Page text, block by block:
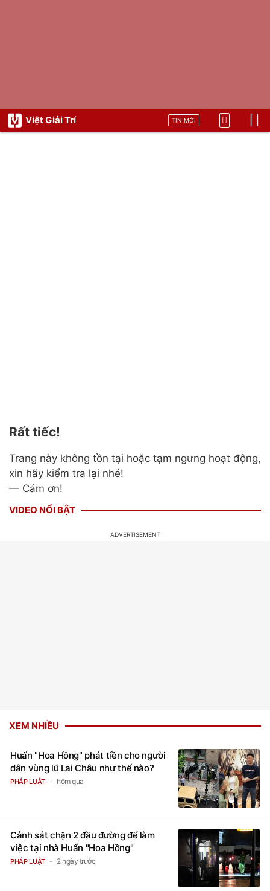
Việt Giải Trí TIN MỚI
Rất tiếc!
Trang này không tồn tại hoặc tạm ngưng hoạt động,
xin hãy kiểm tra lại nhé!
— Cám ơn!
VIDEO NỔI BẬT
XEM NHIỀU
Huấn "Hoa Hồng" phát tiền cho người
dân vùng lũ Lai Châu như thế nào?
PHÁP LUẬT hôm qua
Cảnh sát chặn 2 đầu đường để làm
việc tại nhà Huấn "Hoa Hồng"
PHÁP LUẬT 2 ngày trước